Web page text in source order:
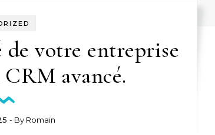
votre entreprise
avancé.
- By Romain